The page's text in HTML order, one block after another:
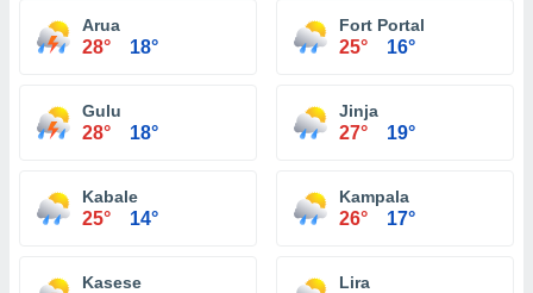
Arua
28° 18°
Fort Portal
25° 16°
Gulu
28° 18°
Jinja
27° 19°
Kabale
25° 14°
Kampala
26° 17°
Kasese Lira